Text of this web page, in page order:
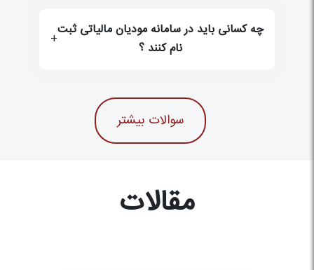
چه کسانی باید در سامانه مودیان مالیاتی ثبت
نام کنند ؟
+
سوالات بیشتر
مقالات